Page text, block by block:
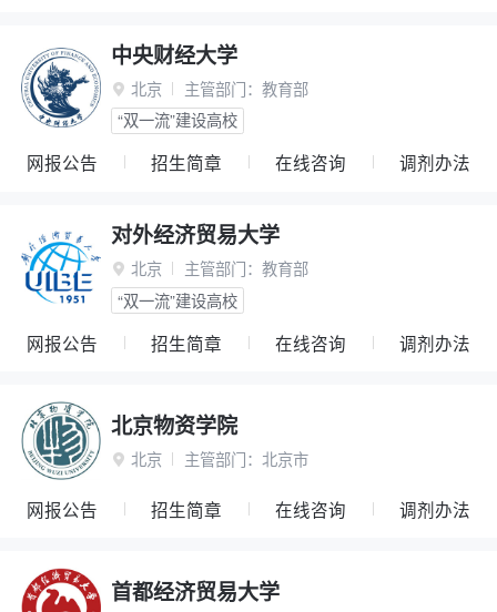
中央财经大学
 北京 主管部门： 教育部
“双一流”建设高校
网报公告 招生简章 在线咨询 调剂办法
对外经济贸易大学
 北京 主管部门： 教育部
“双一流”建设高校
网报公告 招生简章 在线咨询 调剂办法
北京物资学院
 北京 主管部门： 北京市
网报公告 招生简章 在线咨询 调剂办法
首都经济贸易大学